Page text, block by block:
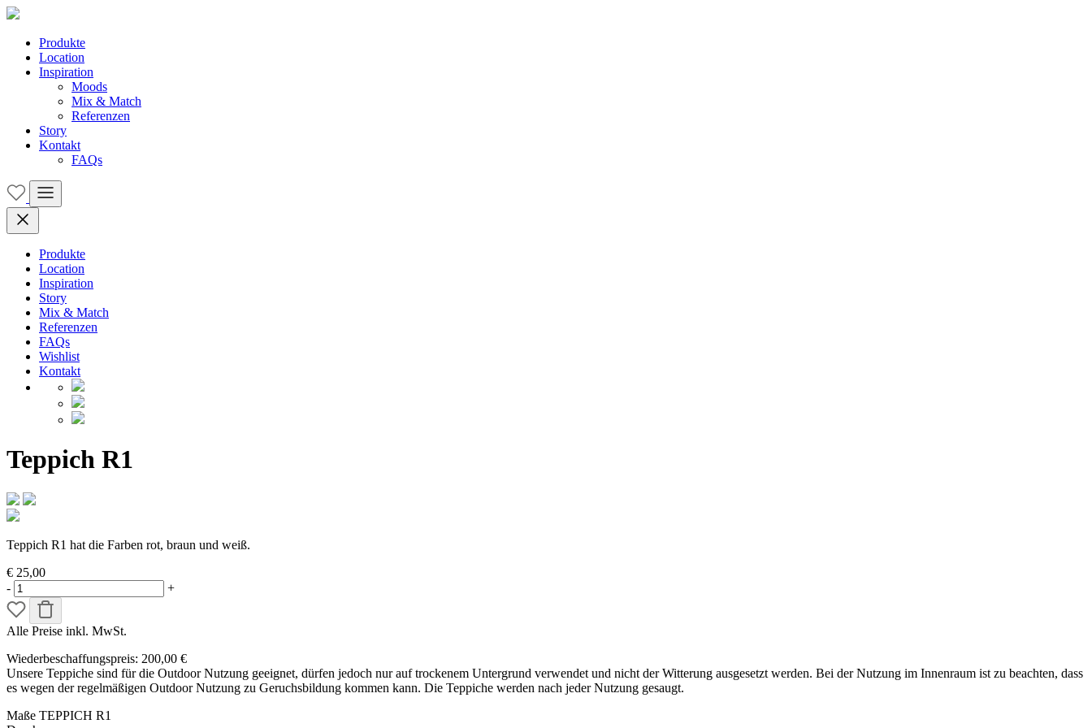
Produkte
Location
Inspiration
Moods
Mix & Match
Referenzen
Story
Kontakt
FAQs
Produkte
Location
Inspiration
Story
Mix & Match
Referenzen
FAQs
Wishlist
Kontakt
Teppich R1
Teppich R1 hat die Farben rot, braun und weiß.
€ 25,00
-
+
Alle Preise inkl. MwSt.
Wiederbeschaffungspreis: 200,00 €
Unsere Teppiche sind für die Outdoor Nutzung geeignet, dürfen jedoch nur auf trockenem Untergrund verwendet und nicht der Witterung ausgesetzt werden. Bei der Nutzung im Innenraum ist zu beachten, dass
es wegen der regelmäßigen Outdoor Nutzung zu Geruchsbildung kommen kann. Die Teppiche werden nach jeder Nutzung gesaugt.
Maße TEPPICH R1